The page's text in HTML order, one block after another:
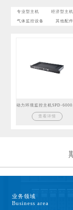
专业型主机 经济型主机
气体监控设备 其他配
查看详情
业务领域
Business area